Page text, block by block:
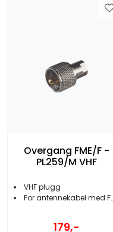
Overgang FME/F -
PL259/M VHF
VHF plugg
For antennekabel med FME-terminator
179,-